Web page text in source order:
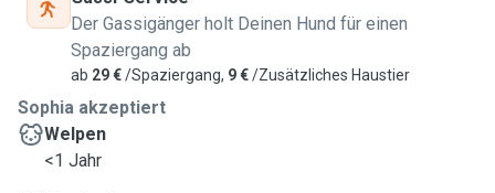
Der Gassigänger holt Deinen Hund für einen
Spaziergang ab
ab 29 €/Spaziergang, 9 €/Zusätzliches Haustier
Sophia akzeptiert
Welpen
<1 Jahr